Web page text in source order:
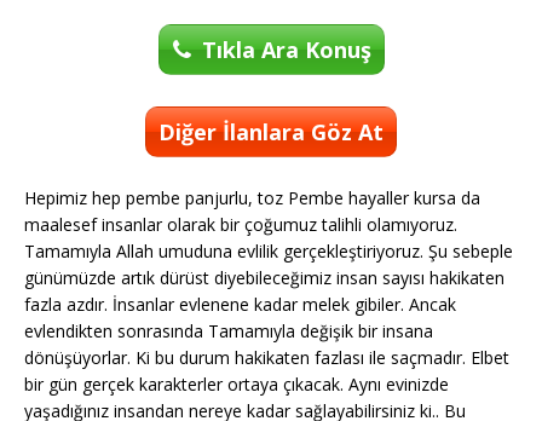
Tıkla Ara Konuş
Diğer İlanlara Göz At
Hepimiz hep pembe panjurlu, toz Pembe hayaller kursa da
maalesef insanlar olarak bir çoğumuz talihli olamıyoruz.
Tamamıyla Allah umuduna evlilik gerçekleştiriyoruz. Şu sebeple
günümüzde artık dürüst diyebileceğimiz insan sayısı hakikaten
fazla azdır. İnsanlar evlenene kadar melek gibiler. Ancak
evlendikten sonrasında Tamamıyla değişik bir insana
dönüşüyorlar. Ki bu durum hakikaten fazlası ile saçmadır. Elbet
bir gün gerçek karakterler ortaya çıkacak. Aynı evinizde
yaşadığınız insandan nereye kadar sağlayabilirsiniz ki.. Bu